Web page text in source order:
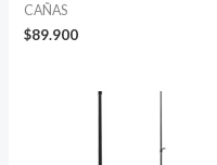
CAÑAS
$89.900
desde